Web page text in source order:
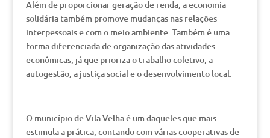
Além de proporcionar geração de renda, a economia
solidária também promove mudanças nas relações
interpessoais e com o meio ambiente. Também é uma
forma diferenciada de organização das atividades
econômicas, já que prioriza o trabalho coletivo, a
autogestão, a justiça social e o desenvolvimento local.
—–
O município de Vila Velha é um daqueles que mais
estimula a prática, contando com várias cooperativas de